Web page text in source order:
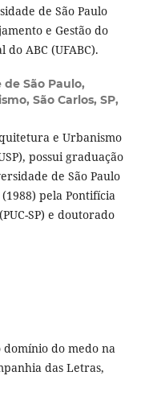
de São Paulo
e Gestão do
ABC (UFABC).
São Paulo,
São Carlos, SP,
e Urbanismo
possui graduação
de São Paulo
pela Pontifícia
SP) e doutorado
domínio do medo na
das Letras,